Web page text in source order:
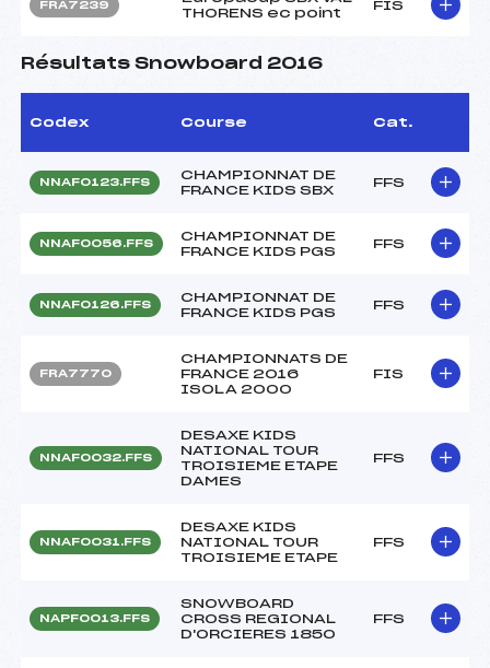
FRA7239
THORENS ec point
FIS
Résultats Snowboard 2016
Codex Course Cat.
NNAF0123.FFS
CHAMPIONNAT DE
FRANCE KIDS SBX
FFS
NNAF0056.FFS
CHAMPIONNAT DE
FRANCE KIDS PGS
FFS
NNAF0126.FFS
CHAMPIONNAT DE
FRANCE KIDS PGS
FFS
FRA7770
CHAMPIONNATS DE
FRANCE 2016
ISOLA 2000
FIS
NNAF0032.FFS
DESAXE KIDS
NATIONAL TOUR
TROISIEME ETAPE
DAMES
FFS
NNAF0031.FFS
DESAXE KIDS
NATIONAL TOUR
TROISIEME ETAPE
FFS
NAPF0013.FFS
SNOWBOARD
CROSS REGIONAL
D'ORCIERES 1850
FFS